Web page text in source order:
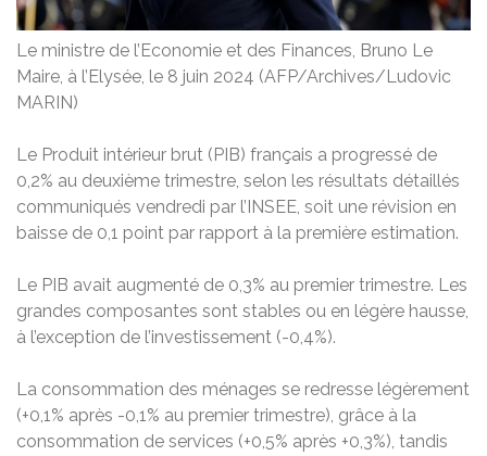
Le ministre de l’Economie et des Finances, Bruno Le
Maire, à l’Elysée, le 8 juin 2024 (AFP/Archives/Ludovic
MARIN)
Le Produit intérieur brut (PIB) français a progressé de
0,2% au deuxième trimestre, selon les résultats détaillés
communiqués vendredi par l’INSEE, soit une révision en
baisse de 0,1 point par rapport à la première estimation.
Le PIB avait augmenté de 0,3% au premier trimestre. Les
grandes composantes sont stables ou en légère hausse,
à l’exception de l’investissement (-0,4%).
La consommation des ménages se redresse légèrement
(+0,1% après -0,1% au premier trimestre), grâce à la
consommation de services (+0,5% après +0,3%), tandis